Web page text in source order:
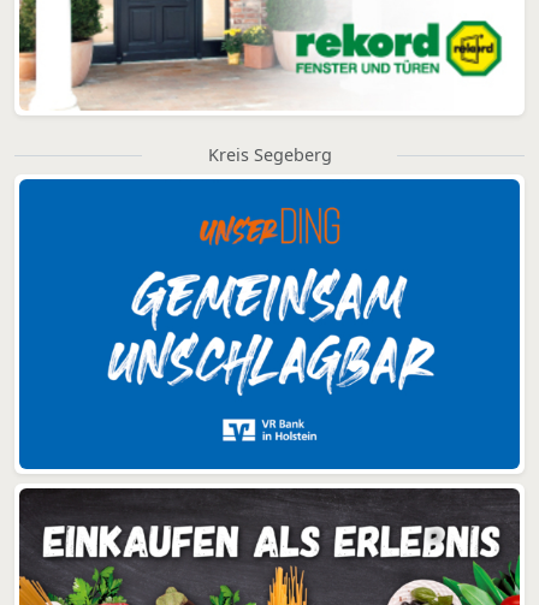
Kreis Segeberg